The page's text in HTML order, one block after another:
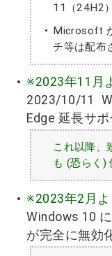
11（24H2
Microsoft
チ等は配布
※2023年11月
2023/10/11
Edge 延長サ
これ以降、
も (恐らく)
※2023年2月
Windows 10
が完全に無効